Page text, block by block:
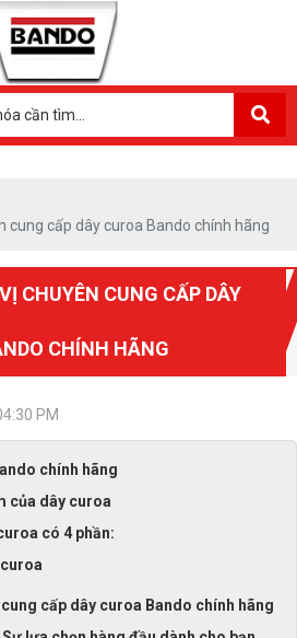
cung cấp dây curoa Bando chính hãng
CHUYÊN CUNG CẤP DÂY
CHÍNH HÃNG
PM
chính hãng
của dây curoa
có 4 phần:
cấp dây curoa Bando chính hãng